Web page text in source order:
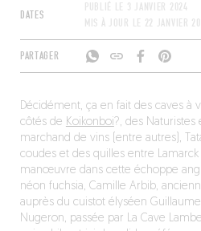
DATES
PUBLIÉ LE 3 JANVIER 2024
MIS À JOUR LE 22 JANVIER
PARTAGER
Décidément, ça en fait des caves à
côtés de Koikonboi ?, des
marchand de vins (entre autres),
coudes et des quilles entre
manœuvre dans cette échoppe
néon fuchsia, Camille Arbib,
auprès du cuistot élyséen
Nugeron, passée par La Cave